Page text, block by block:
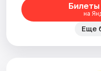
на
Еще